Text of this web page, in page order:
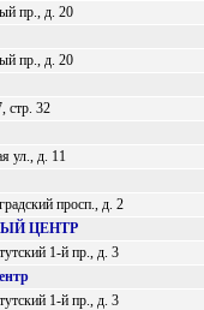
пр., д. 20
пр., д. 20
стр. 32
ул., д. 11
просп., д. 2
ЦЕНТР
1-й пр., д. 3
1-й пр., д. 3